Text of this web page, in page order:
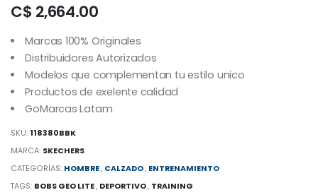
C$ 2,664.00
Marcas 100% Originales
Distribuidores Autorizados
Modelos que complementan tu estilo unico
Productos de exelente calidad
GoMarcas Latam
SKU: 118380BBK
MARCA: SKECHERS
CATEGORÍAS: HOMBRE, CALZADO, ENTRENAMIENTO
TAGS: BOBS GEO LITE, DEPORTIVO, TRAINING